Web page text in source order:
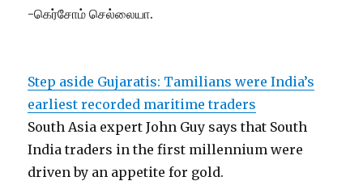
-கெர்சோம் செல்லையா.
Step aside Gujaratis: Tamilians were India’s
earliest recorded maritime traders
South Asia expert John Guy says that South
India traders in the first millennium were
driven by an appetite for gold.